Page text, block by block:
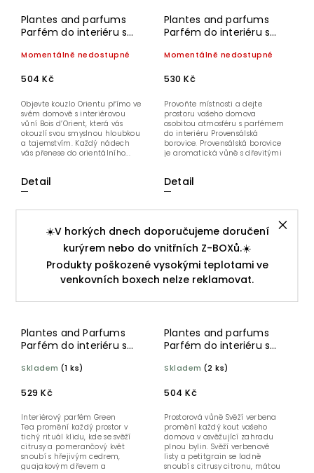
☀️V horkých dnech doporučujeme doručení
kurýrem nebo do vnitřních Z-BOXů.☀️
Produkty poškozené vysokými teplotami ve
venkovních boxech nelze reklamovat.
Plantes and parfums
Parfém do interiéru s
dřevo 100 ml
Momentálně nedostupné
504 Kč
Detail
Objevte kouzlo Orientu přímo ve
svém domově s interiérovou
vůní Bois d’Orient, která vás
okouzlí svou smyslnou hloubkou
a tajemstvím. Každý nádech
vás přenese do orientálního...
Plantes and parfums
Parfém do interiéru s
borovice 100 ml
Momentálně nedostupné
530 Kč
Detail
Provoňte místnosti a dejte
prostoru vašeho domova
osobitou atmosféru s parfémem
do interiéru Provensálská
borovice. Provensálská borovice
je aromatická vůně s dřevitými
Plantes and Parfums
Parfém do interiéru s
ml
Skladem (1 ks)
529 Kč
Interiérový parfém Green
Tea promění každý prostor v
tichý rituál klidu, kde se svěží
citrusy a pomerančový květ
snoubí s hřejivým cedrem,
guajakovým dřevem a
Plantes and parfums
Parfém do interiéru s
verbena 100ml
Skladem (2 ks)
504 Kč
Prostorová vůně Svěží verbena
promění každý kout vašeho
domova v osvěžující zahradu
plnou bylin. Svěží verbenové
listy a petitgrain se ladně
snoubí s citrusy citronu, mátou